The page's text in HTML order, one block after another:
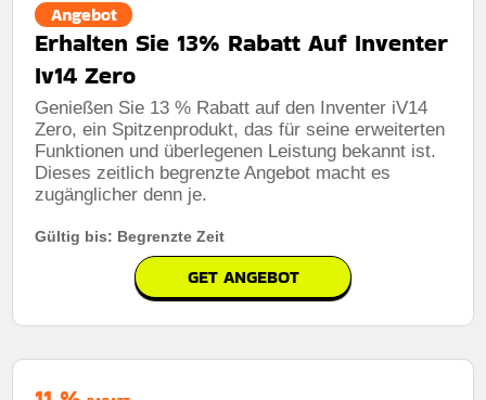
Angebot
Erhalten Sie 13% Rabatt Auf Inventer
Iv14 Zero
Genießen Sie 13 % Rabatt auf den Inventer iV14
Zero, ein Spitzenprodukt, das für seine erweiterten
Funktionen und überlegenen Leistung bekannt ist.
Dieses zeitlich begrenzte Angebot macht es
zugänglicher denn je.
Gültig bis: Begrenzte Zeit
GET ANGEBOT